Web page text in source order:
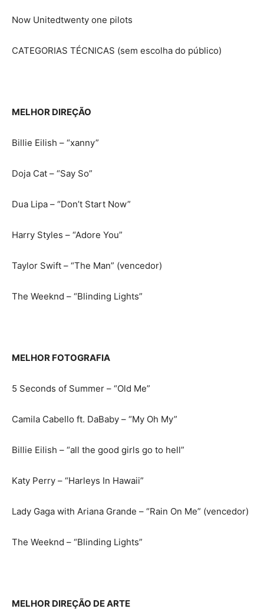
Now Unitedtwenty one pilots
CATEGORIAS TÉCNICAS (sem escolha do público)
MELHOR DIREÇÃO
Billie Eilish – “xanny”
Doja Cat – “Say So”
Dua Lipa – “Don’t Start Now”
Harry Styles – “Adore You”
Taylor Swift – “The Man” (vencedor)
The Weeknd – “Blinding Lights”
MELHOR FOTOGRAFIA
5 Seconds of Summer – “Old Me”
Camila Cabello ft. DaBaby – “My Oh My”
Billie Eilish – “all the good girls go to hell”
Katy Perry – “Harleys In Hawaii”
Lady Gaga with Ariana Grande – “Rain On Me” (vencedor)
The Weeknd – “Blinding Lights”
MELHOR DIREÇÃO DE ARTE